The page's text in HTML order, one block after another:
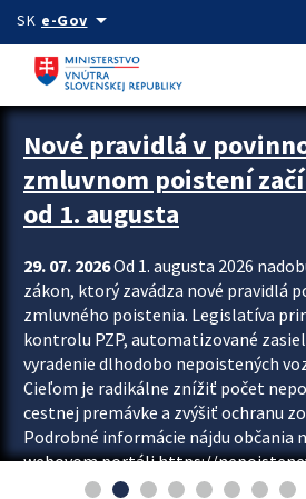
Preskocit na hlavný obsah
SK e-Govarrow_drop_down
Zastavit automatický posun upútavok
Nové pravidlá v
zmluvnom poistení
od 1. augusta
29. 07. 2026Od 1. augusta 2026
zákon, ktorý zavádza nové pravidlá
zmluvného poistenia. Legislatíva
kontrolu PZP, automatizované
vyradenie dlhodobo nepoistených
Cieľom je radikálne znížiť počet
cestnej premávke a zvýšiť ochranu
Podrobné informácie nájdu občania
webovom portáli https://
ktorom od augusta pribudne aj